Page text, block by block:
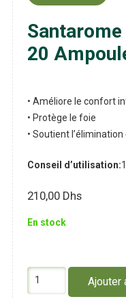
20
• Améliore le confort
• Protège le foie
• Soutient
Conseil d’utilisation:
210,00 Dhs
En stock
quantité
de
Ajouter